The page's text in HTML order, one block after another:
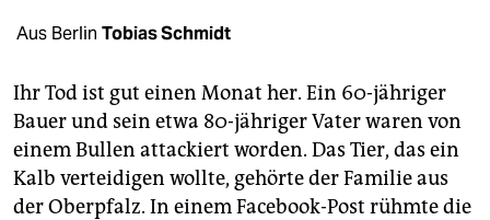
shop
unterstützen
abo
genossenschaft
Aus Berlin Tobias Schmidt
Ihr Tod ist gut einen Monat her. Ein 60-jähriger
Bauer und sein etwa 80-jähriger Vater waren von
einem Bullen attackiert worden. Das Tier, das ein
Kalb verteidigen wollte, gehörte der Familie aus
der Oberpfalz. In einem Facebook-Post rühmte die